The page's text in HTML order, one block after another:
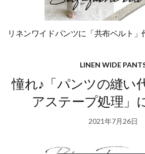
リネンワイドパンツに「共布ベルト」
LINEN WIDE
憧れ♪「パンツの縫い
アステープ処理」
2021年7月26日